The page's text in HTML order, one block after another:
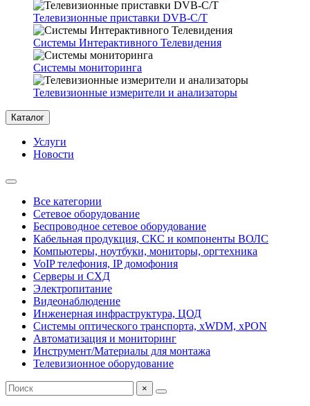
Телевизионные приставки DVB-C/T
Системы Интерактивного Телевидения
Системы мониторинга
Телевизионные измерители и анализаторы
Каталог
Услуги
Новости
Все категории
Сетевое оборудование
Беспроводное сетевое оборудование
Кабельная продукция, СКС и компоненты ВОЛС
Компьютеры, ноутбуки, мониторы, оргтехника
VoIP телефония, IP домофония
Серверы и СХД
Электропитание
Видеонаблюдение
Инженерная инфраструктура, ЦОД
Системы оптического транспорта, xWDM, xPON
Автоматизация и мониторинг
Инструмент/Материалы для монтажа
Телевизионное оборудование
×